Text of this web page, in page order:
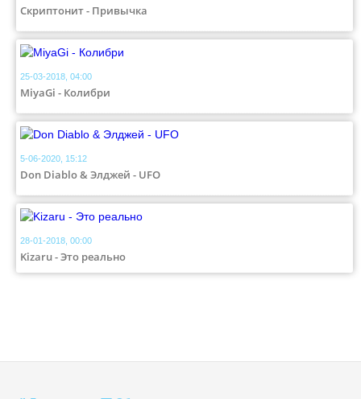
Скриптонит - Привычка
25-03-2018, 04:00
MiyaGi - Колибри
5-06-2020, 15:12
Don Diablo & Элджей - UFO
28-01-2018, 00:00
Kizaru - Это реально